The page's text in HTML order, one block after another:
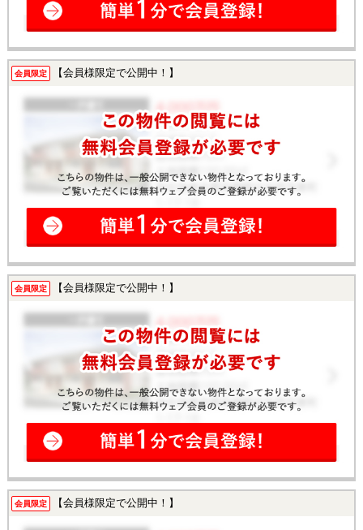
会員限定 【会員様限定で公開中！】
会員限定 【会員様限定で公開中！】
会員限定 【会員様限定で公開中！】